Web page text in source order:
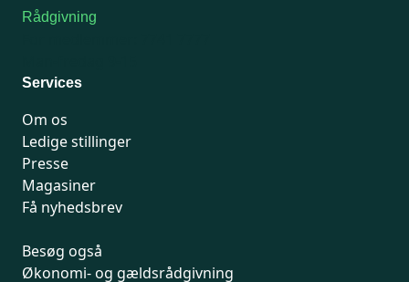
Rådgivning
Services
Om os
Ledige stillinger
Presse
Magasiner
Få nyhedsbrev
Besøg også
Økonomi- og gældsrådgivning